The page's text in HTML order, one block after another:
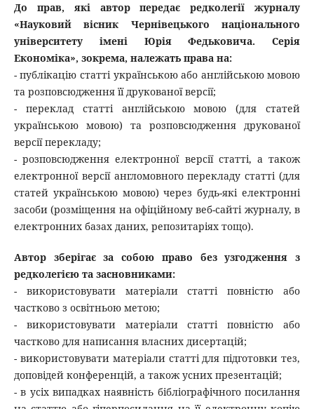
До прав, які автор передає редколегії журналу
«Науковий вісник Чернівецького національного
університету імені Юрія Федьковича. Серія
Економіка», зокрема, належать права на:
- публікацію статті українською або англійською мовою
та розповсюдження її друкованої версії;
- переклад статті англійською мовою (для статей
українською мовою) та розповсюдження друкованої
версії перекладу;
- розповсюдження електронної версії статті, а також
електронної версії англомовного перекладу статті (для
статей українською мовою) через будь-які електронні
засоби (розміщення на офіційному веб-сайті журналу, в
електронних базах даних, репозитаріях тощо).
Автор зберігає за собою право без узгодження з
редколегією та засновниками:
- використовувати матеріали статті повністю або
частково з освітньою метою;
- використовувати матеріали статті повністю або
частково для написання власних дисертацій;
- використовувати матеріали статті для підготовки тез,
доповідей конференцій, а також усних презентацій;
- в усіх випадках наявність бібліографічного посилання